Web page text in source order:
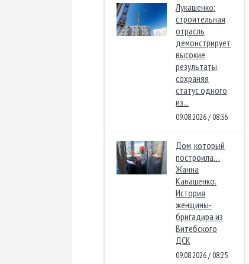
Лукашенко:
строительная
отрасль
демонстрирует
высокие
результаты,
сохраняя
статус одного
из...
09.08.2026 / 08:56
Дом, который
построила…
Жанна
Канашенко.
История
женщины-
бригадира из
Витебского
ДСК
09.08.2026 / 08:25